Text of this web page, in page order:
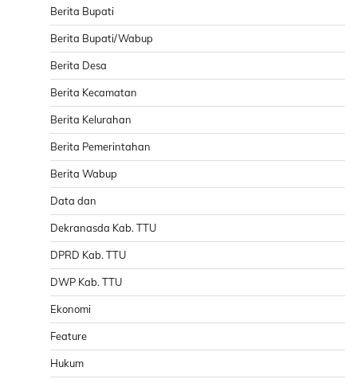
Berita Bupati
Berita Bupati/Wabup
Berita Desa
Berita Kecamatan
Berita Kelurahan
Berita Pemerintahan
Berita Wabup
Data dan
Dekranasda Kab. TTU
DPRD Kab. TTU
DWP Kab. TTU
Ekonomi
Feature
Hukum